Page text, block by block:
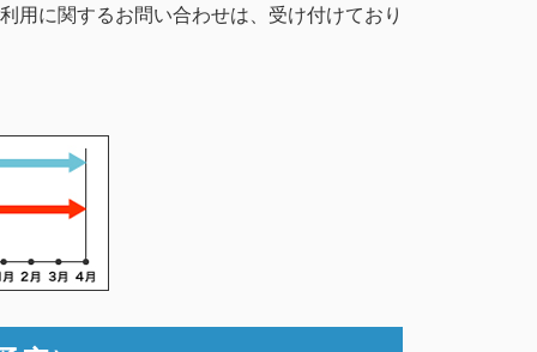
用に関するお問い合わせは、受け付けており